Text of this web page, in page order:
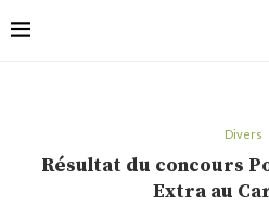
Divers
Résultat du concours
Extra au